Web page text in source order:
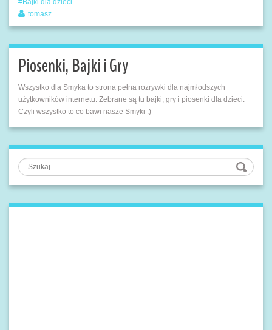
Bajki dla dzieci
tomasz
Piosenki, Bajki i Gry
Wszystko dla Smyka to strona pełna rozrywki dla najmłodszych
użytkowników internetu. Zebrane są tu bajki, gry i piosenki dla dzieci.
Czyli wszystko to co bawi nasze Smyki :)
Szukaj